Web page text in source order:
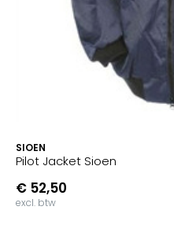
SIOEN
Pilot Jacket Sioen
€ 52,50
excl. btw